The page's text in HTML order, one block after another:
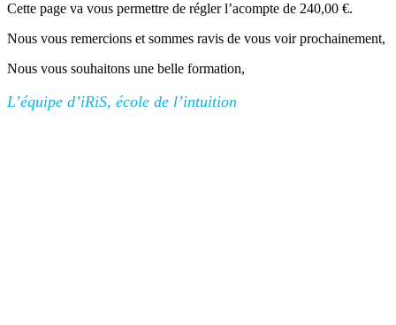
Cette page va vous permettre de régler l’acompte de 240,00 €.
Nous vous remercions et sommes ravis de vous voir prochainement,
Nous vous souhaitons une belle formation,
L’équipe d’iRiS, école de l’intuition